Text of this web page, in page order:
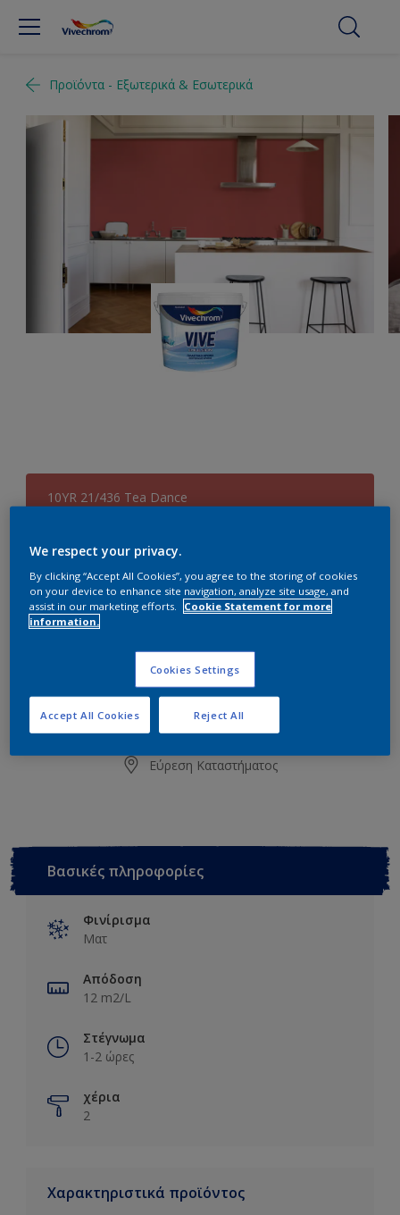
Προϊόντα - Εξωτερικά & Εσωτερικά
10YR 21/436 Tea Dance
0.73L 2.9L 8.7L
Υπολογισμός
Προσθήκη στο Workspace
Εύρεση Καταστήματος
Βασικές πληροφορίες
Φινίρισμα
Ματ
Απόδοση
12 m2/L
Στέγνωμα
1-2 ώρες
χέρια
2
Χαρακτηριστικά προϊόντος
We respect your privacy.
By clicking “Accept All Cookies”, you agree to the storing of cookies
on your device to enhance site navigation, analyze site usage, and
assist in our marketing efforts.
Cookie Statement for more
information.
Cookies Settings
Reject All
Accept All Cookies